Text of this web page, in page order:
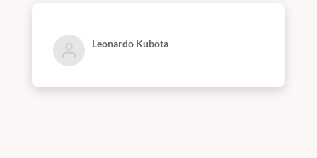
Leonardo Kubota